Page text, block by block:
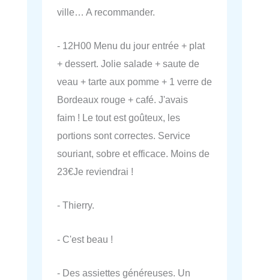
ville… A recommander.
- 12H00 Menu du jour entrée + plat
+ dessert. Jolie salade + saute de
veau + tarte aux pomme + 1 verre de
Bordeaux rouge + café. J'avais
faim ! Le tout est goûteux, les
portions sont correctes. Service
souriant, sobre et efficace. Moins de
23€Je reviendrai !
- Thierry.
- C'est beau !
- Des assiettes généreuses. Un